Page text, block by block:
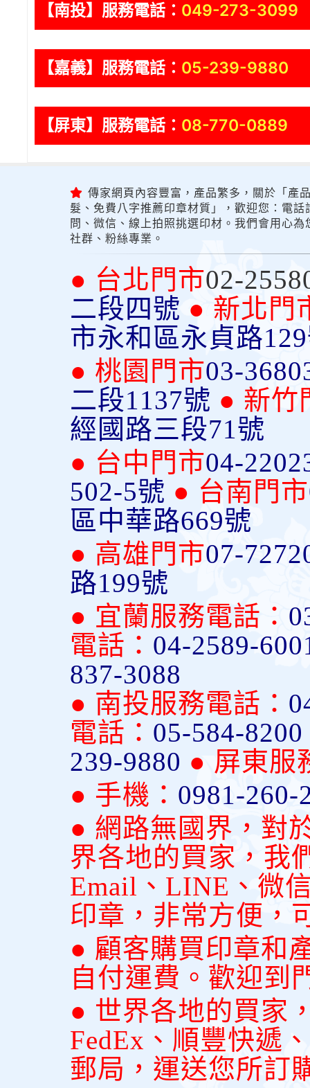
【南投】服務電話： 049-273-3099
【嘉義】服務電話： 05-239-9880
【屏東】服務電話： 08-770-0889
傳家網頁內容豐富，產品繁多，關於「產
髮、免費八字推薦印章材質」，歡迎您：電
問、微信、線上拍照挑選印材。我們會用心
社群、粉絲專業。
● 台北門市02-
二段四號 ● 新北門
市永和區永貞路
● 桃園門市03-
二段1137號 ● 新竹
經國路三段71號
● 台中門市04-
502-5號 ● 台南門市
區中華路669號
● 高雄門市07-
路199號
● 宜蘭服務電話：
電話： 04-2589-
837-3088
● 南投服務電話：
電話： 05-584-8200
239-9880 ● 屏東服
● 手機： 0981-260-
● 網路無國界，對
界各地的買家，我
Email、LINE、微
印章，非常方便，
● 顧客購買印章和
自付運費。歡迎到
● 世界各地的買家
FedEx、順豐快遞
郵局，運送您所訂